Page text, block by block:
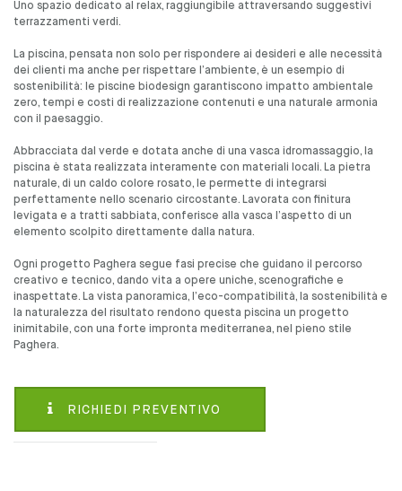
Uno spazio dedicato al relax, raggiungibile attraversando suggestivi
terrazzamenti verdi.
La piscina, pensata non solo per rispondere ai desideri e alle necessità
dei clienti ma anche per rispettare l’ambiente, è un esempio di
sostenibilità: le piscine biodesign garantiscono impatto ambientale
zero, tempi e costi di realizzazione contenuti e una naturale armonia
con il paesaggio.
Abbracciata dal verde e dotata anche di una vasca idromassaggio, la
piscina è stata realizzata interamente con materiali locali. La pietra
naturale, di un caldo colore rosato, le permette di integrarsi
perfettamente nello scenario circostante. Lavorata con finitura
levigata e a tratti sabbiata, conferisce alla vasca l’aspetto di un
elemento scolpito direttamente dalla natura.
Ogni progetto Paghera segue fasi precise che guidano il percorso
creativo e tecnico, dando vita a opere uniche, scenografiche e
inaspettate. La vista panoramica, l’eco-compatibilità, la sostenibilità e
la naturalezza del risultato rendono questa piscina un progetto
inimitabile, con una forte impronta mediterranea, nel pieno stile
Paghera.
RICHIEDI PREVENTIVO